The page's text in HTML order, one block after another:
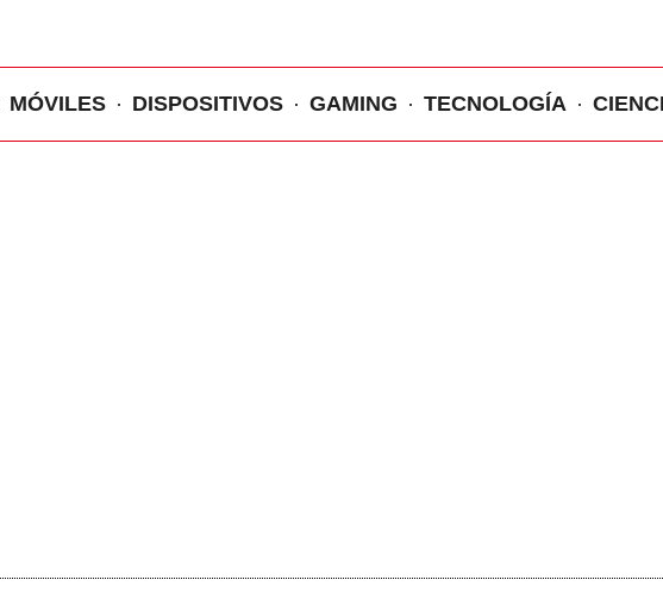
MÓVILES DISPOSITIVOS GAMING TECNOLOGÍA